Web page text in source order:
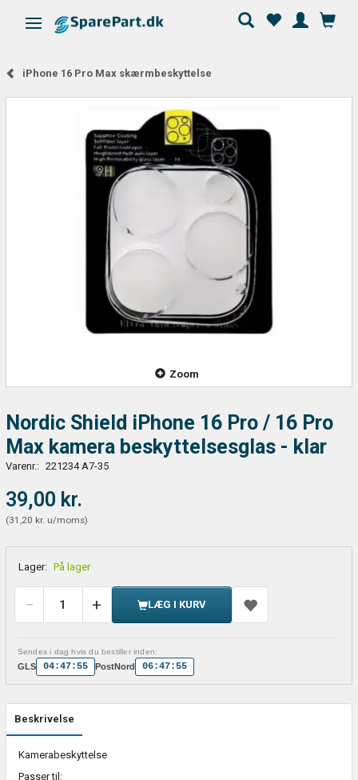
Skifte navigation
iPhone 16 Pro Max skærmbeskyttelse
Zoom
Nordic Shield iPhone 16 Pro / 16 Pro
Max kamera beskyttelsesglas - klar
Varenr.: 221234 A7-35
39,00 kr.
(31,20 kr. u/moms)
Lager: På lager
LÆG I KURV
Sendes i dag hvis du bestiller inden:
GLS 04:47:55 PostNord 06:47:55
Beskrivelse
Kamerabeskyttelse
Passer til: